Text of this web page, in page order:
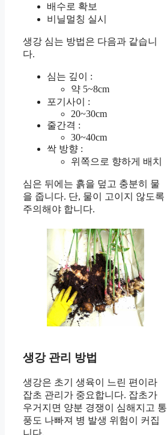
배수로 확보
비닐멀칭 실시
생강 심는 방법은 다음과 같습니
다.
심는 깊이 :
약 5~8cm
포기사이 :
20~30cm
줄간격 :
30~40cm
싹 방향 :
위쪽으로 향하게 배치
심은 뒤에는 흙을 덮고 충분히 물
을 줍니다. 단, 물이 고이지 않도록
주의해야 합니다.
생강 관리 방법
생강은 초기 생육이 느린 편이라
잡초 관리가 중요합니다. 잡초가
우거지면 양분 경쟁이 심해지고 통
풍도 나빠져 병 발생 위험이 커집